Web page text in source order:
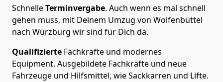
SchnelleTerminvergabe. Auch wenn es mal schnell
gehen muss, mit Deinem Umzug von Wolfenbüttel
nach Würzburg wir sind für Dich da.
Qualifizierte Fachkräfte und modernes
Equipment. Ausgebildete Fachkräfte und neue
Fahrzeuge und Hilfsmittel, wie Sackkarren und Lifte.